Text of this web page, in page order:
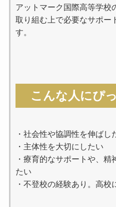
アットマーク国際高等学校
取り組む上で必要なサポー
す。
こんな人にぴ
・社会性や協調性を伸ばし
・主体性を大切にしたい
・療育的なサポートや、
たい
・不登校の経験あり。高校